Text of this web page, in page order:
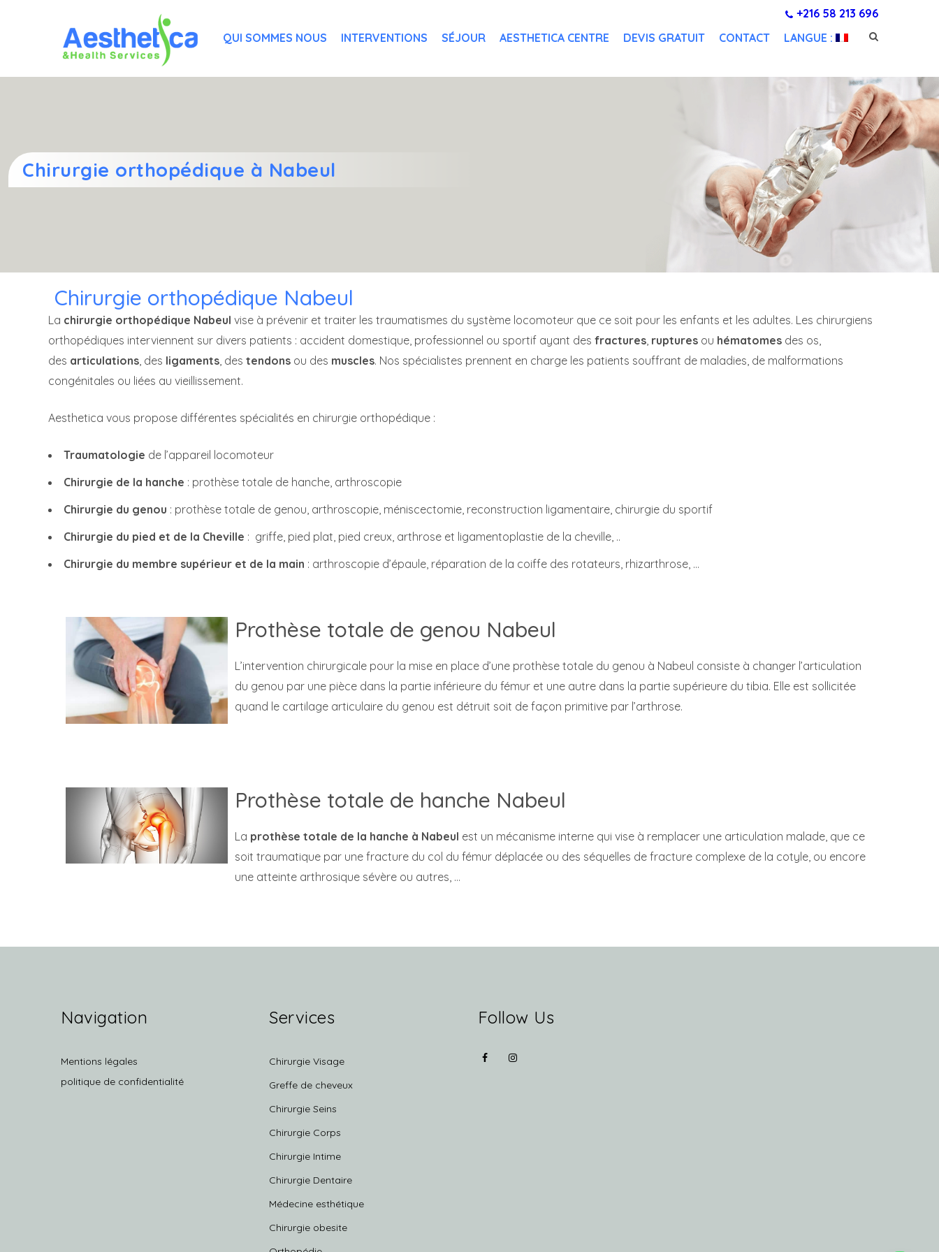
+216 58 213 696
QUI SOMMES NOUS
INTERVENTIONS SÉJOUR AESTHETICA CENTRE DEVIS GRATUIT CONTACT LANGUE :
Chirurgie orthopédique à Nabeul
Chirurgie orthopédique Nabeul
La chirurgie orthopédique Nabeul vise à prévenir et traiter les traumatismes du système locomoteur que ce soit pour les enfants et les adultes. Les chirurgiens
orthopédiques interviennent sur divers patients : accident domestique, professionnel ou sportif ayant des fractures, ruptures ou hématomes des os,
des articulations, des ligaments, des tendons ou des muscles. Nos spécialistes prennent en charge les patients souffrant de maladies, de malformations
congénitales ou liées au vieillissement.
Aesthetica vous propose différentes spécialités en chirurgie orthopédique :
Traumatologie de l’appareil locomoteur
Chirurgie de la hanche : prothèse totale de hanche, arthroscopie
Chirurgie du genou : prothèse totale de genou, arthroscopie, méniscectomie, reconstruction ligamentaire, chirurgie du sportif
Chirurgie du pied et de la Cheville : griffe, pied plat, pied creux, arthrose et ligamentoplastie de la cheville, ..
Chirurgie du membre supérieur et de la main : arthroscopie d’épaule, réparation de la coiffe des rotateurs, rhizarthrose, …
Prothèse totale de genou Nabeul
L’intervention chirurgicale pour la mise en place d’une prothèse totale du genou à Nabeul consiste à changer l’articulation
du genou par une pièce dans la partie inférieure du fémur et une autre dans la partie supérieure du tibia. Elle est sollicitée
quand le cartilage articulaire du genou est détruit soit de façon primitive par l’arthrose.
Prothèse totale de hanche Nabeul
La prothèse totale de la hanche à Nabeul est un mécanisme interne qui vise à remplacer une articulation malade, que ce
soit traumatique par une fracture du col du fémur déplacée ou des séquelles de fracture complexe de la cotyle, ou encore
une atteinte arthrosique sévère ou autres, …
Navigation
Mentions légales
politique de confidentialité
Services
Chirurgie Visage
Greffe de cheveux
Chirurgie Seins
Chirurgie Corps
Chirurgie Intime
Chirurgie Dentaire
Médecine esthétique
Chirurgie obesite
Follow Us